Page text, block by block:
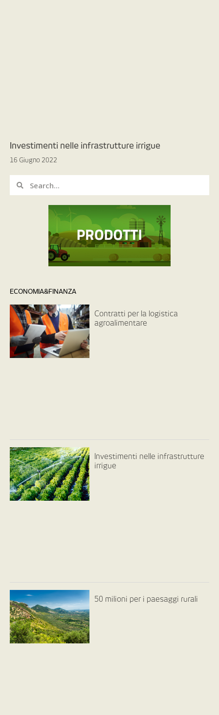
Investimenti nelle infrastrutture irrigue
16 Giugno 2022
ECONOMIA&FINANZA
Contratti per la logistica
agroalimentare
Investimenti nelle infrastrutture
irrigue
50 milioni per i paesaggi rurali